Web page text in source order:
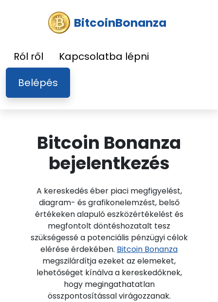
BitcoinBonanza
Ról ről
Kapcsolatba lépni
Belépés
Bitcoin Bonanza
bejelentkezés
A kereskedés éber piaci megfigyelést,
diagram- és grafikonelemzést, belső
értékeken alapuló eszközértékelést és
megfontolt döntéshozatalt tesz
szükségessé a potenciális pénzügyi célok
elérése érdekében. Bitcoin Bonanza
megszilárdítja ezeket az elemeket,
lehetőséget kínálva a kereskedőknek,
hogy megingathatatlan
összpontosítással virágozzanak.